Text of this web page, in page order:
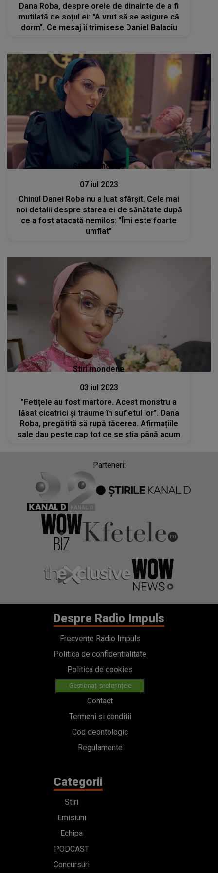
Dana Roba, despre orele de dinainte de a fi
mutilată de soțul ei: "A vrut să se asigure că
dorm". Ce mesaj îi trimisese Daniel Balaciu
Stiri mondene
07 iul 2023
Chinul Danei Roba nu a luat sfârșit. Cele mai
noi detalii despre starea ei de sănătate după
ce a fost atacată nemilos: "Îmi este foarte
umflat"
Stiri mondene
03 iul 2023
”Fetițele au fost martore. Acest monstru a
lăsat cicatrici și traume în sufletul lor”. Dana
Roba, pregătită să rupă tăcerea. Afirmațiile
sale dau peste cap tot ce se știa până acum
Parteneri:
Despre Radio Impuls
Frecvențe Radio Impuls
Politica de confidentialitate
Politica de cookies
Gestionați preferințele
Contact
Termeni si conditii
Cod deontologic
Regulamente
Categorii
Stiri
Emisiuni
Echipa
PODCAST
Concursuri